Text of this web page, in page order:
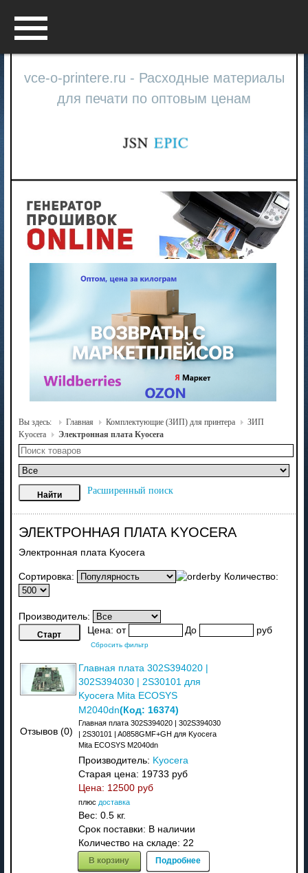
vce-o-printere.ru - Расходные материалы
для печати по оптовым ценам
Вы здесь: Главная Комплектующие (ЗИП) для принтера
ЗИП
Kyocera
Электронная плата Kyocera
Расширенный поиск
ЭЛЕКТРОННАЯ ПЛАТА KYOCERA
Электронная плата Kyocera
Сортировка: Количество:
Производитель:
Цена: от До руб
Сбросить фильтр
Отзывов (0)
Главная плата 302S394020 |
302S394030 | 2S30101 для
Kyocera Mita ECOSYS
M2040dn(Код: 16374)
Главная плата 302S394020 | 302S394030
| 2S30101 | A0858GMF+GH для Kyocera
Mita ECOSYS M2040dn
Производитель: Kyocera
Старая цена: 19733 руб
Цена: 12500 руб
плюс доставка
Вес: 0.5 кг.
Срок поставки: В наличии
Количество на складе: 22
В корзину Подробнее